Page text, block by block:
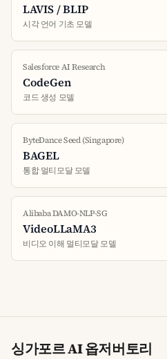
LAVIS / BLIP
시각 언어 기초 모델
Salesforce AI Research
CodeGen
코드 생성 모델
ByteDance Seed (Singapore)
BAGEL
통합 멀티모달 모델
Alibaba DAMO-NLP-SG
VideoLLaMA3
비디오 이해 멀티모달 모델
싱가포르 AI 옵저버토리